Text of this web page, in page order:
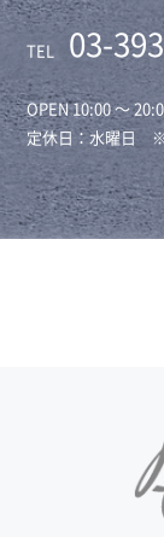
TEL 03-
OPEN 10:00 ～
定休日：水曜日